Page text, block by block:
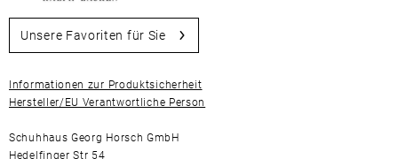
Unsere Favoriten für Sie
Informationen zur Produktsicherheit
Hersteller/EU Verantwortliche Person
Schuhhaus Georg Horsch GmbH
Hedelfinger Str 54